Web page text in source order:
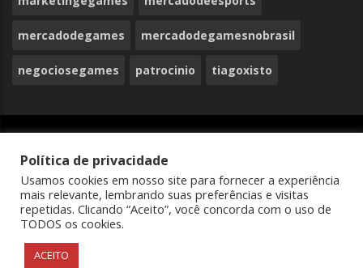
mercadodegames mercadodegamesnobrasil
negociosegames patrocinio tiagoxisto
© Copyright 2025, Todos os direitos reservados
Negócios e Games
Política de privacidade
Usamos cookies em nosso site para fornecer a experiência
mais relevante, lembrando suas preferências e visitas
repetidas. Clicando “Aceito”, você concorda com o uso de
TODOS os cookies.
ACEITO
casibom giriş casibom casibom güncel giriş casibom giriş casibom